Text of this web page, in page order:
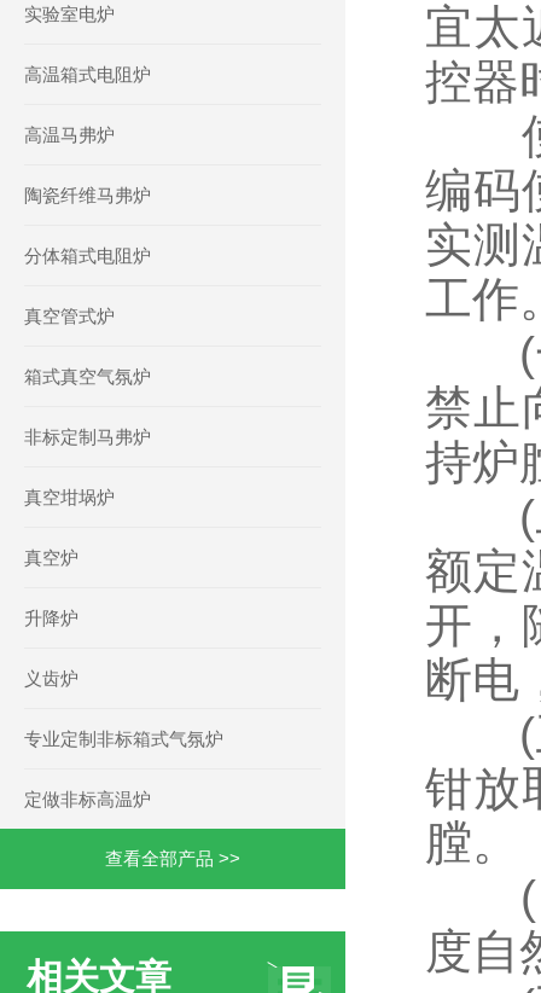
实验室电炉
高温箱式电阻炉
高温马弗炉
陶瓷纤维马弗炉
分体箱式电阻炉
真空管式炉
箱式真空气氛炉
非标定制马弗炉
真空坩埚炉
真空炉
升降炉
义齿炉
专业定制非标箱式气氛炉
定做非标高温炉
查看全部产品 >>
相关文章
宜太
控器
使
编码
实测
工作
(一
禁止
持炉
(二
额定
开，
断电
(三
钳放
膛。
(四
度自